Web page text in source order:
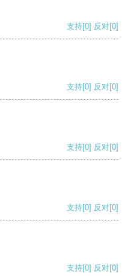
支持[0] 反对[0]
支持[0] 反对[0]
支持[0] 反对[0]
支持[0] 反对[0]
支持[0] 反对[0]